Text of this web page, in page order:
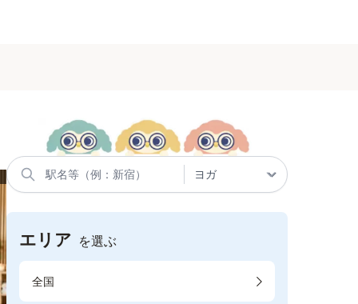
エリア を選ぶ
全国